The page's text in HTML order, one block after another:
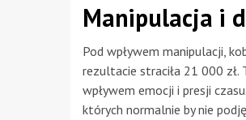
Manipulacja i
Pod wpływem manipulacji,
rezultacie straciła 21 000
wpływem emocji i presji
których normalnie by nie